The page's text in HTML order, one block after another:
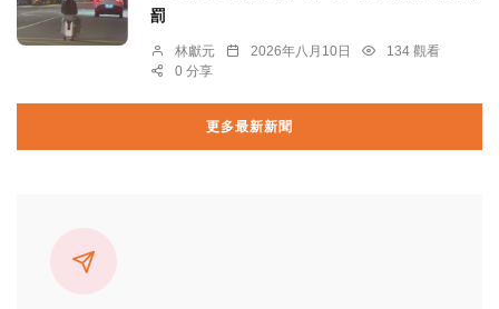
罰
林獻元 2026年八月10日
134 觀看
0 分享
更多最新新聞